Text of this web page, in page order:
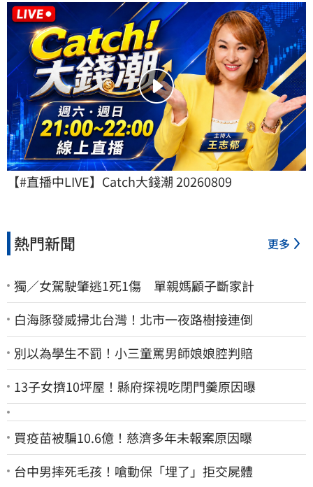
【#直播中LIVE】Catch大錢潮 20260809
熱門新聞 更多
獨／女駕駛肇逃1死1傷 單親媽顧子斷家計
白海豚發威掃北台灣！北市一夜路樹接連倒
別以為學生不罰！小三童罵男師娘娘腔判賠
13子女擠10坪屋！縣府探視吃閉門羹原因曝
買疫苗被騙10.6億！慈濟多年未報案原因曝
台中男摔死毛孩！嗆動保「埋了」拒交屍體